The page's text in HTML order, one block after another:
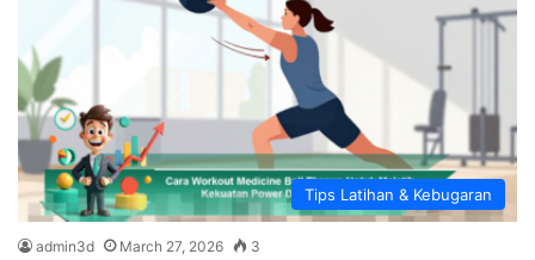
Tips Latihan & Kebugaran
admin3d March 27, 2026 3